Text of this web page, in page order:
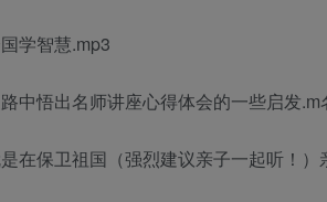
学智慧.mp3
中悟出名师讲座心得体会的一些启发.m
在保卫祖国（强烈建议亲子一起听！）